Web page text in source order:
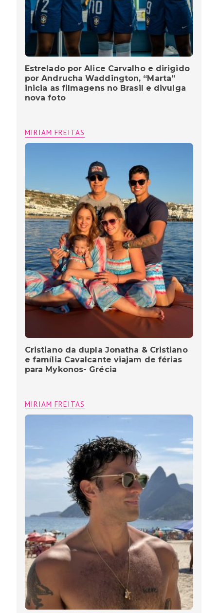
Estrelado por Alice Carvalho e dirigido
por Andrucha Waddington, “Marta”
inicia as filmagens no Brasil e divulga
nova foto
MIRIAM FREITAS
Cristiano da dupla Jonatha & Cristiano
e família Cavalcante viajam de férias
para Mykonos- Grécia
MIRIAM FREITAS